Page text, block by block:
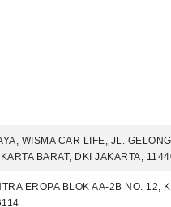
WISMA CAR LIFE, JL.
BARAT, DKI JAKARTA,
EROPA BLOK AA-2B NO. 12,